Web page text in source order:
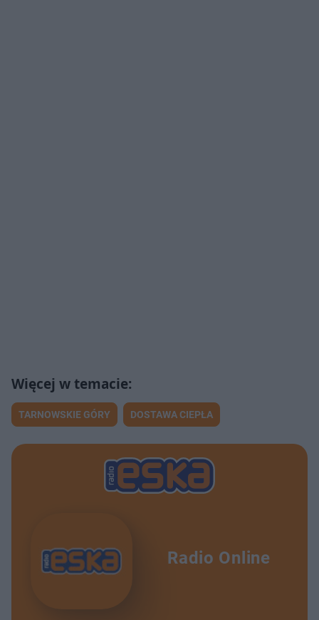
TARNOWSKIE GÓRY DOSTAWA CIEPŁA
Radio Online